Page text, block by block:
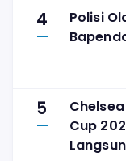
4
Polisi
5
Cup